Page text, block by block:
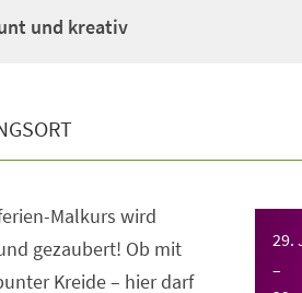
und kreativ
29.
–
Malkurs wird
gezaubert! Ob mit
Kreide – hier darf